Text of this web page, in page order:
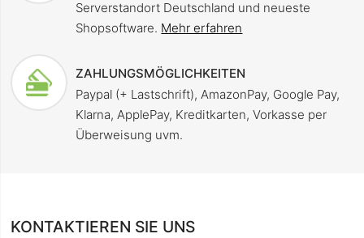
Serverstandort Deutschland und neueste
Shopsoftware. Mehr erfahren
ZAHLUNGSMÖGLICHKEITEN
Paypal (+ Lastschrift), AmazonPay, Google Pay,
Klarna, ApplePay, Kreditkarten, Vorkasse per
Überweisung uvm.
KONTAKTIEREN SIE UNS